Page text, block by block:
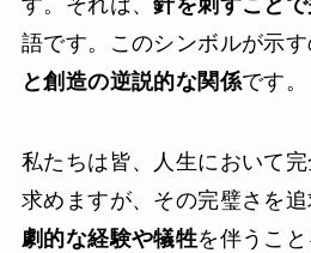
語です。このシンボルが示す
と創造の逆説的な関係です。
私たちは皆、人生において
求めますが、その完璧さを
劇的な経験や犠牲を伴うこと